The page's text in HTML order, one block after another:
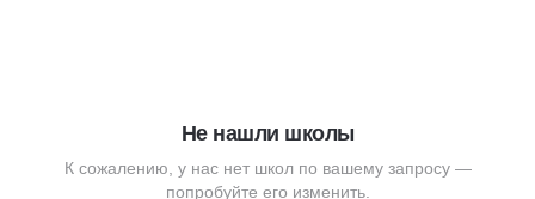
Не нашли школы
К сожалению, у нас нет школ по вашему запросу —
попробуйте его изменить.